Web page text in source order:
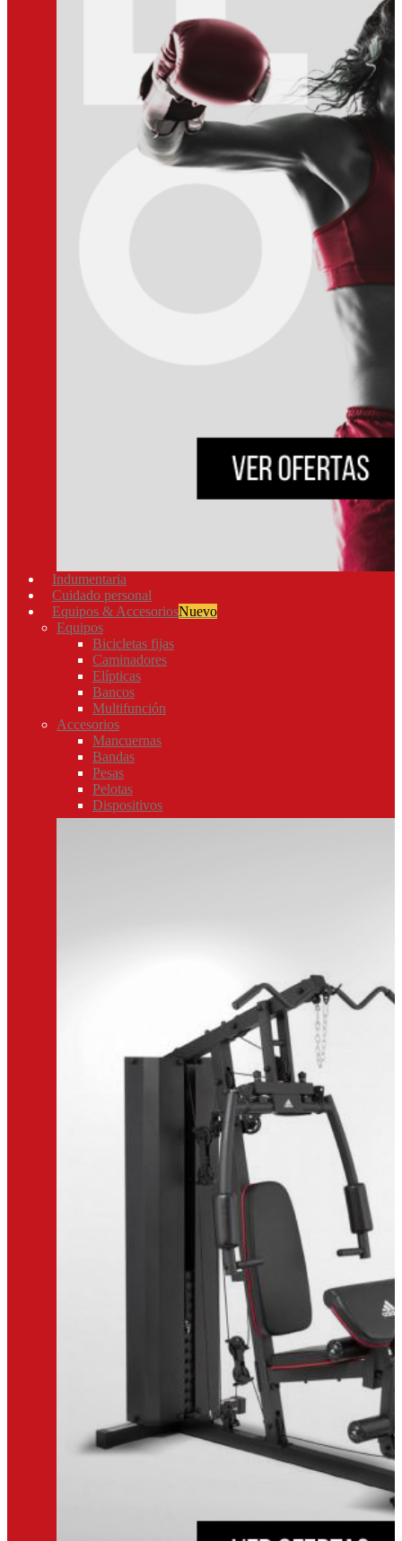
Indumentaria
Cuidado personal
Equipos & AccesoriosNuevo
Equipos
Bicicletas fijas
Caminadores
Elípticas
Bancos
Multifunción
Accesorios
Mancuernas
Bandas
Pesas
Pelotas
Dispositivos